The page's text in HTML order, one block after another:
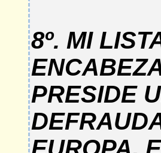
8º. MI
PRESIDE